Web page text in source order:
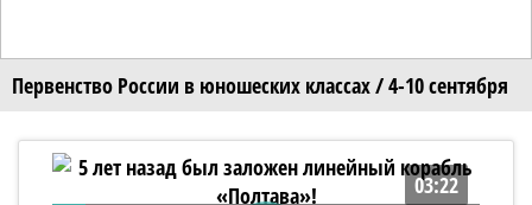
Первенство России в юношеских классах / 4-10 сентября
03:22